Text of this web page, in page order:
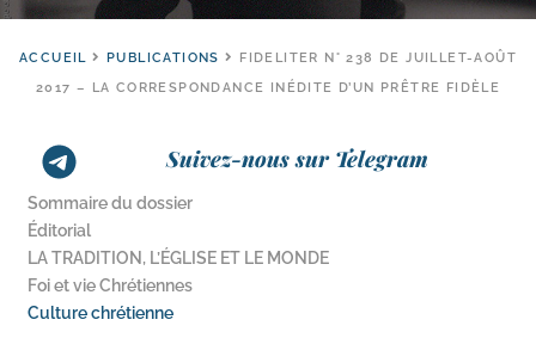
ACCUEIL PUBLICATIONS
FIDELITER N° 238 DE JUILLET-AOÛT
2017 – LA CORRESPONDANCE INÉDITE D’UN PRÊTRE FIDÈLE
Suivez-nous sur Telegram
Sommaire du dossier
Éditorial
LA TRADITION, L’ÉGLISE ET LE MONDE
Foi et vie Chrétiennes
Culture chrétienne